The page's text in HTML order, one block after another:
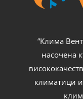
“Клима
насочена
климатици